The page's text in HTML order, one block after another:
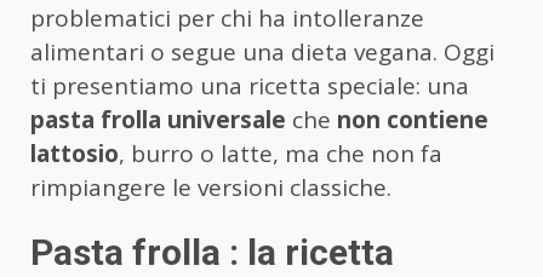
problematici per chi ha intolleranze
alimentari o segue una dieta vegana. Oggi
ti presentiamo una ricetta speciale: una
pasta frolla universale che non contiene
lattosio, burro o latte, ma che non fa
rimpiangere le versioni classiche.
Pasta frolla : la ricetta